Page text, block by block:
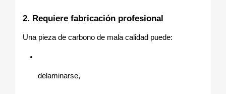
2. Requiere fabricación profesional
Una pieza de carbono de mala calidad puede:
delaminarse,